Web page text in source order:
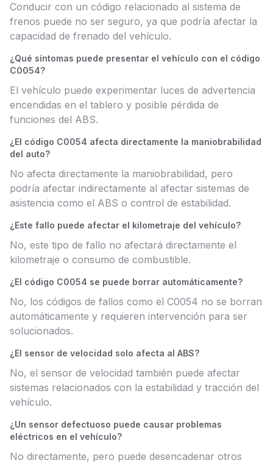
Conducir con un código relacionado al sistema de
frenos puede no ser seguro, ya que podría afectar la
capacidad de frenado del vehículo.
¿Qué síntomas puede presentar el vehículo con el código
C0054?
El vehículo puede experimentar luces de advertencia
encendidas en el tablero y posible pérdida de
funciones del ABS.
¿El código C0054 afecta directamente la maniobrabilidad
del auto?
No afecta directamente la maniobrabilidad, pero
podría afectar indirectamente al afectar sistemas de
asistencia como el ABS o control de estabilidad.
¿Este fallo puede afectar el kilometraje del vehículo?
No, este tipo de fallo no afectará directamente el
kilometraje o consumo de combustible.
¿El código C0054 se puede borrar automáticamente?
No, los códigos de fallos como el C0054 no se borran
automáticamente y requieren intervención para ser
solucionados.
¿El sensor de velocidad solo afecta al ABS?
No, el sensor de velocidad también puede afectar
sistemas relacionados con la estabilidad y tracción del
vehículo.
¿Un sensor defectuoso puede causar problemas
eléctricos en el vehículo?
No directamente, pero puede desencadenar otros